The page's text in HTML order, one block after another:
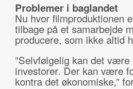
Problemer i baglandet
Nu hvor filmproduktionen
tilbage på et samarbejde
producere, som ikke altid
”Selvfølgelig kan det
investorer. Der kan være
kontra det økonomiske,”